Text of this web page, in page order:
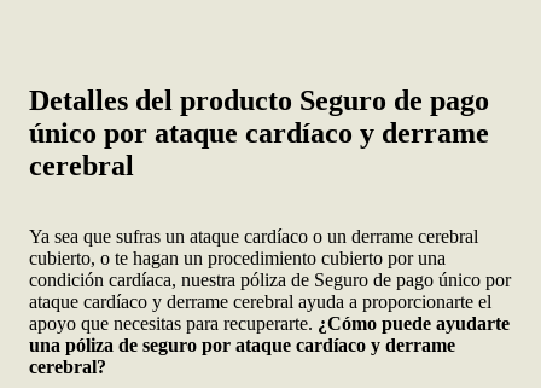
Detalles del producto Seguro de pago
único por ataque cardíaco y derrame
cerebral
Ya sea que sufras un ataque cardíaco o un derrame cerebral
cubierto, o te hagan un procedimiento cubierto por una
condición cardíaca, nuestra póliza de Seguro de pago único por
ataque cardíaco y derrame cerebral ayuda a proporcionarte el
apoyo que necesitas para recuperarte. ¿Cómo puede ayudarte
una póliza de seguro por ataque cardíaco y derrame
cerebral?